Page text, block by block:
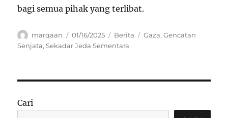
bagi semua pihak yang terlibat.
Author
marqaan
Posted
on
01/16/2025 Categories
Berita Tags
Gaza,Gencatan
Senjata,Sekadar Jeda Sementara
Cari